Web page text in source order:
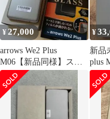
¥27,000
arrows We2 Plus
M06【新品同様】スレ
ートグレイ 256GB
¥
新品
plus
ート